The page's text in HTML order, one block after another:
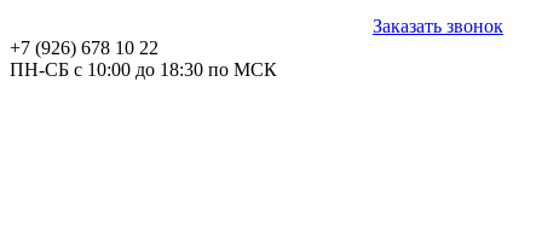
Заказать звонок
+7 (926) 678 10 22
ПН-СБ с 10:00 до 18:30 по МСК